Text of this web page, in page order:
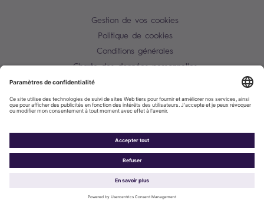
Gestion de vos cookies
Politique de cookies
Conditions générales
Charte des données personnelles
Alerte Tentative d'escroquerie / usurpation d'identité
Plan du site
Contactez-nous